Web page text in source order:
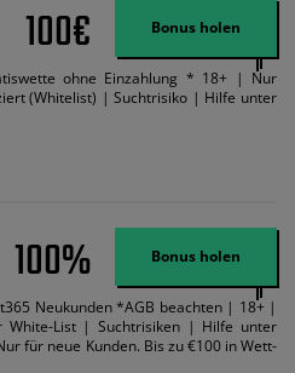
100€ Bonus holen
ohne Einzahlung * 18+ | Nur
(Whitelist) | Suchtrisiko | Hilfe unter
100% Bonus holen
Neukunden *AGB beachten | 18+ |
White-List | Suchtrisiken | Hilfe unter
für neue Kunden. Bis zu €100 in Wett-